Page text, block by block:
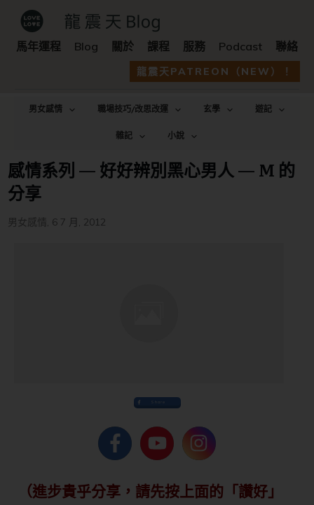
馬年運程 Blog 關於 課程 服務 Podcast 聯絡
龍震天PATREON（NEW）！
男女感情 職場技巧/改思改運 玄學
遊記
雜記
小說
感情系列 — 好好辨別黑心男人 — M 的
分享
男女感情 , 6 7 月, 2012
Share
（進步貴乎分享，請先按上面的「讚好」